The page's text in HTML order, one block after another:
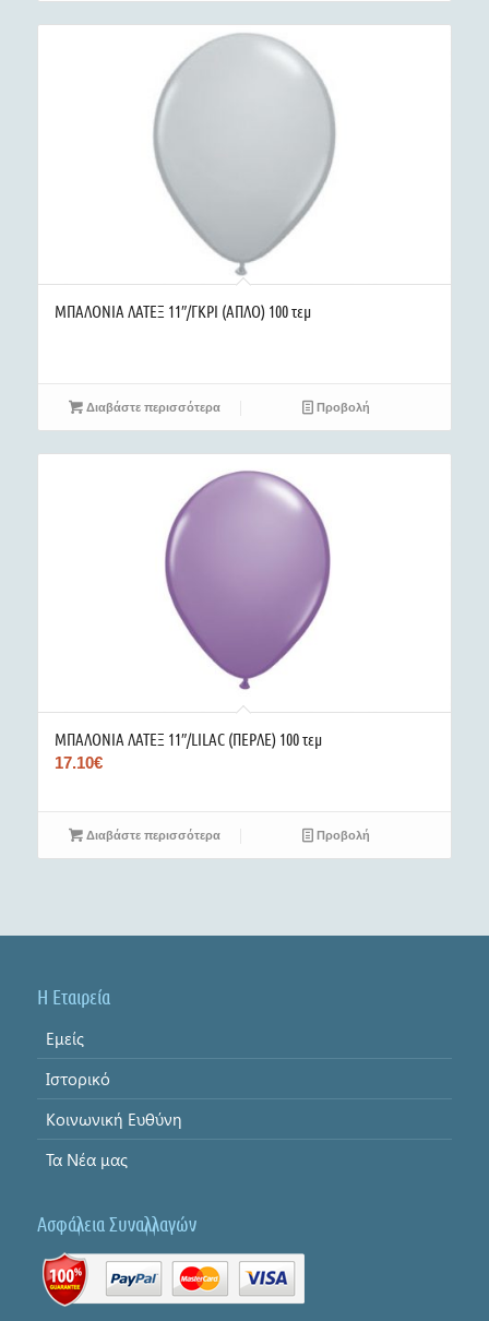
ΜΠΑΛΟΝΙΑ ΛΑΤΕΞ 11″/ΓΚΡΙ (ΑΠΛΟ) 100 τεμ
Διαβάστε περισσότερα Προβολή
ΜΠΑΛΟΝΙΑ ΛΑΤΕΞ 11″/LILAC (ΠΕΡΛΕ) 100 τεμ
17.10€
Διαβάστε περισσότερα Προβολή
Η Εταιρεία
Εμείς
Ιστορικό
Κοινωνική Ευθύνη
Τα Νέα μας
Ασφάλεια Συναλλαγών